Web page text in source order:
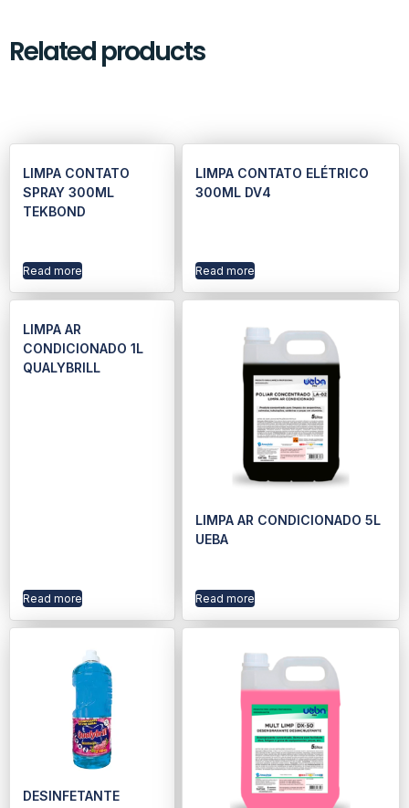
Related products
LIMPA CONTATO
SPRAY 300ML
TEKBOND
Read more
LIMPA CONTATO ELÉTRICO
300ML DV4
Read more
LIMPA AR
CONDICIONADO 1L
QUALYBRILL
Read more
LIMPA AR CONDICIONADO 5L
UEBA
Read more
DESINFETANTE